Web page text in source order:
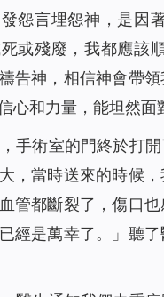
怨言埋怨神，是因
或殘廢，我都應該
告神，相信神會帶
心和力量，能坦然面
手術室的門終於打
大，當時送來的時候
管都斷裂了，傷口
經是萬幸了。」聽